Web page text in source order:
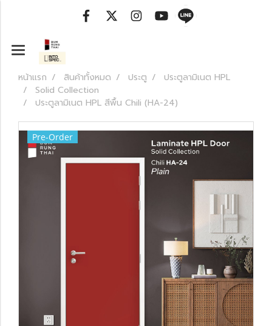
หน้าแรก สินค้าทั้งหมด ประตู
ประตูลามิเนต HPL
Solid Collection
ประตูลามิเนต HPL สีพื้น Chili (HA-24)
Pre-Order